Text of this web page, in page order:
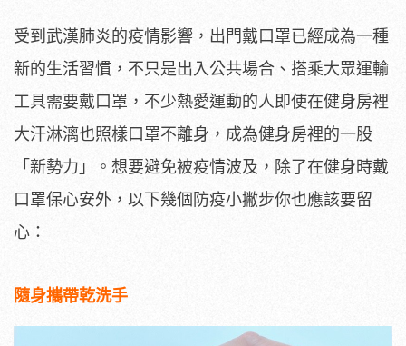
受到武漢肺炎的疫情影響，出門戴口罩已經成為一種
新的生活習慣，不只是出入公共場合、搭乘大眾運輸
工具需要戴口罩，不少熱愛運動的人即使在健身房裡
大汗淋漓也照樣口罩不離身，成為健身房裡的一股
「新勢力」。想要避免被疫情波及，除了在健身時戴
口罩保心安外，以下幾個防疫小撇步你也應該要留
心：
隨身攜帶乾洗手